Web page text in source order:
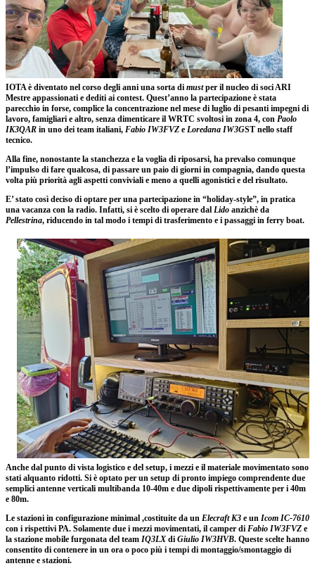
IOTA è diventato nel corso degli anni una sorta di mustper il nucleo di soci ARI
Mestre appassionati e dediti ai contest. Quest’anno la partecipazione è stata
parecchio in forse, complice la concentrazione nel mese di luglio di pesanti impegni di
lavoro, famigliari e altro, senza dimenticare il WRTC svoltosi in zona 4, con Paolo
IK3QAR in uno dei team italiani, Fabio IW3FVZ e Loredana IW3GST nello staff
tecnico.
Alla fine, nonostante la stanchezza e la voglia di riposarsi, ha prevalso comunque
l’impulso di fare qualcosa, di passare un paio di giorni in compagnia, dando questa
volta più priorità agli aspetti conviviali e meno a quelli agonistici e del risultato.
E’ stato così deciso di optare per una partecipazione in “holiday-style”, in pratica
una vacanza con la radio. Infatti, si è scelto di operare dal Lido anzichè da
Pellestrina, riducendo in tal modo i tempi di trasferimento e i passaggi in ferry boat.
Anche dal punto di vista logistico e del setup, i mezzi e il materiale movimentato sono
stati alquanto ridotti. Si è optato per un setup di pronto impiego comprendente due
semplici antenne verticali multibanda 10-40m e due dipoli rispettivamente per i 40m
e 80m.
Le stazioni in configurazione minimal ,costituite da un Elecraft K3 e un Icom IC-7610
con i rispettivi PA. Solamente due i mezzi movimentati, il camper di Fabio IW3FVZ e
la stazione mobile furgonata del team IQ3LX di Giulio IW3HVB. Queste scelte hanno
consentito di contenere in un ora o poco più i tempi di montaggio/smontaggio di
antenne e stazioni.